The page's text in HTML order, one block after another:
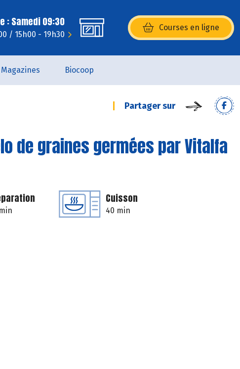
: Samedi 09:30
/ 15h00 - 19h30
Courses en ligne
(s’ouvre dans une nouvelle
Magazines Biocoop
Partager sur
de graines germées par Vitalfa
Cuisson
40 min